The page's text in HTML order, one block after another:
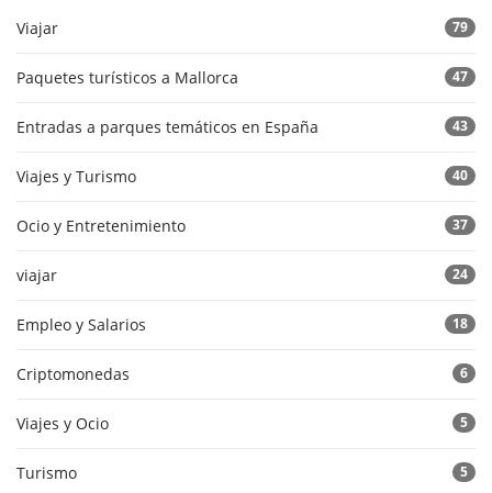
Viajar 79
Paquetes turísticos a Mallorca 47
Entradas a parques temáticos en España 43
Viajes y Turismo 40
Ocio y Entretenimiento 37
viajar 24
Empleo y Salarios 18
Criptomonedas 6
Viajes y Ocio 5
Turismo 5